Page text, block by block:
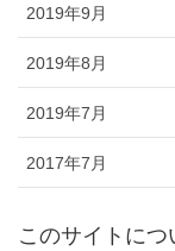
2019年9月
2019年8月
2019年7月
2017年7月
このサイトにつ